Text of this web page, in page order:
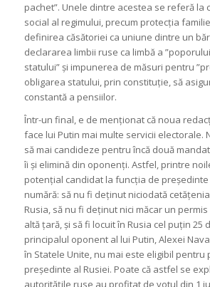
pachet”. Unele dintre acestea se referă la
social al regimului, precum protecția
definirea căsătoriei ca uniune dintre un
declararea limbii ruse ca limbă a
statului” și impunerea de măsuri pentru
obligarea statului, prin constituție, să
constantă a pensiilor.
Într-un final, e de menționat că noua
face lui Putin mai multe servicii electorale.
să mai candideze pentru încă două
îi și elimină din oponenți. Astfel, printre
potențial candidat la funcția de președinte
numără: să nu fi deținut niciodată
Rusia, să nu fi deținut nici măcar un
altă țară, și să fi locuit în Rusia cel puțin 25
principalul oponent al lui Putin, Alexei
în Statele Unite, nu mai este eligibil pentru
președinte al Rusiei. Poate că astfel se
autoritățile ruse au profitat de votul din 1